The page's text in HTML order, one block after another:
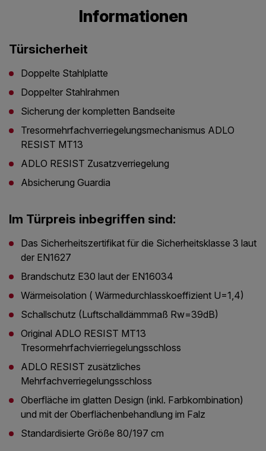
Informationen
Türsicherheit
Doppelte Stahlplatte
Doppelter Stahlrahmen
Sicherung der kompletten Bandseite
Tresormehrfachverriegelungsmechanismus ADLO
RESIST MT13
ADLO RESIST Zusatzverriegelung
Absicherung Guardia
Im Türpreis inbegriffen sind:
Das Sicherheitszertifikat für die Sicherheitsklasse 3 laut
der EN1627
Brandschutz E30 laut der EN16034
Wärmeisolation ( Wärmedurchlasskoeffizient U=1,4)
Schallschutz (Luftschalldämmmaß Rw=39dB)
Original ADLO RESIST MT13
Tresormehrfachvierriegelungsschloss
ADLO RESIST zusätzliches
Mehrfachverriegelungsschloss
Oberfläche im glatten Design (inkl. Farbkombination)
und mit der Oberflächenbehandlung im Falz
Standardisierte Größe 80/197 cm